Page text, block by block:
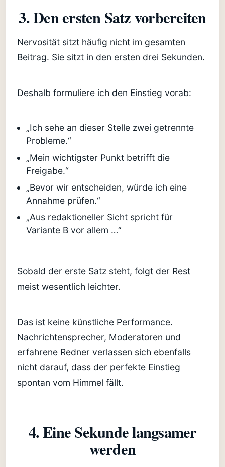
3. Den ersten Satz vorbereiten
Nervosität sitzt häufig nicht im gesamten
Beitrag. Sie sitzt in den ersten drei Sekunden.
Deshalb formuliere ich den Einstieg vorab:
„Ich sehe an dieser Stelle zwei getrennte
Probleme.“
„Mein wichtigster Punkt betrifft die
Freigabe.“
„Bevor wir entscheiden, würde ich eine
Annahme prüfen.“
„Aus redaktioneller Sicht spricht für
Variante B vor allem …“
Sobald der erste Satz steht, folgt der Rest
meist wesentlich leichter.
Das ist keine künstliche Performance.
Nachrichtensprecher, Moderatoren und
erfahrene Redner verlassen sich ebenfalls
nicht darauf, dass der perfekte Einstieg
spontan vom Himmel fällt.
4. Eine Sekunde langsamer
werden